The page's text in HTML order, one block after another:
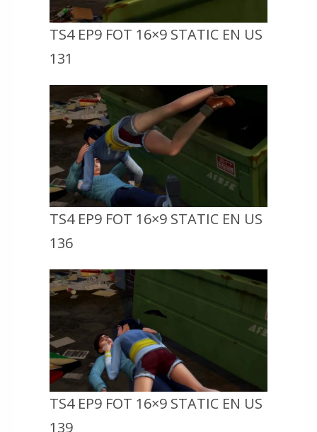
TS4 EP9 FOT 16×9 STATIC EN US
131
TS4 EP9 FOT 16×9 STATIC EN US
136
TS4 EP9 FOT 16×9 STATIC EN US
139